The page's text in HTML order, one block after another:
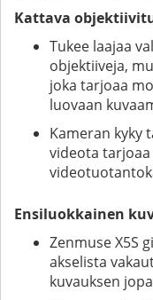
Kattava
Tukee laajaa
objektiiveja,
joka tarjoaa
luovaan
Kameran kyky
videota
Ensiluokkainen
Zenmuse X5S
akselista
kuvauksen